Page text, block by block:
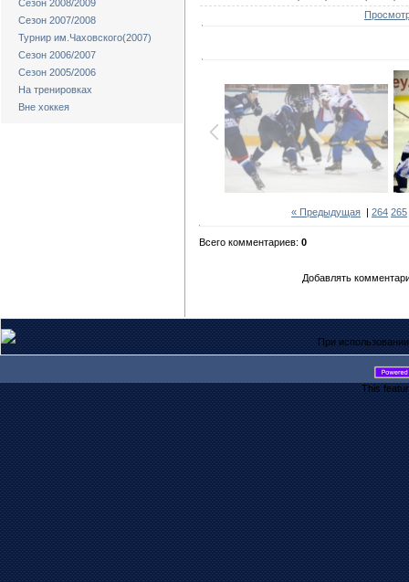
Сезон 2008/2009
Сезон 2007/2008
Турнир им.Чаховского(2007)
Сезон 2006/2007
Сезон 2005/2006
На тренировках
Вне хоккея
« Предыдущая | 264 265
Всего комментариев: 0
Добавлять
При
This